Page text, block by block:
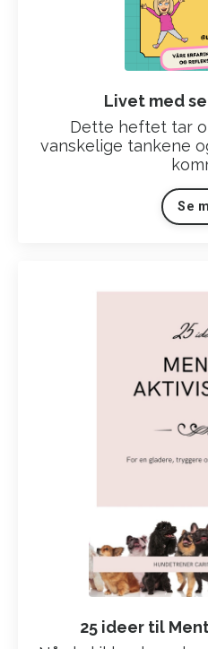
Livet med
Dette heftet tar
vanskelige tankene
Se
25 ideer til